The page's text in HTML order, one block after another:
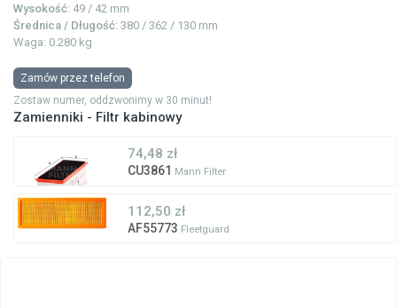
Wysokość: 49 / 42 mm
Średnica / Długość: 380 / 362 / 130 mm
Waga: 0.280 kg
Zamów przez telefon
Zostaw numer, oddzwonimy w 30 minut!
Zamienniki - Filtr kabinowy
74,48 zł
CU3861 Mann Filter
112,50 zł
AF55773 Fleetguard